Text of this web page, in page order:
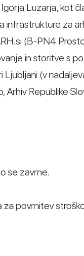
Luzarja, kot
infrastrukture za
(B-PN4
in storitve s
Ljubljani (v
Arhiv Republike
se zavrne.
povrnitev